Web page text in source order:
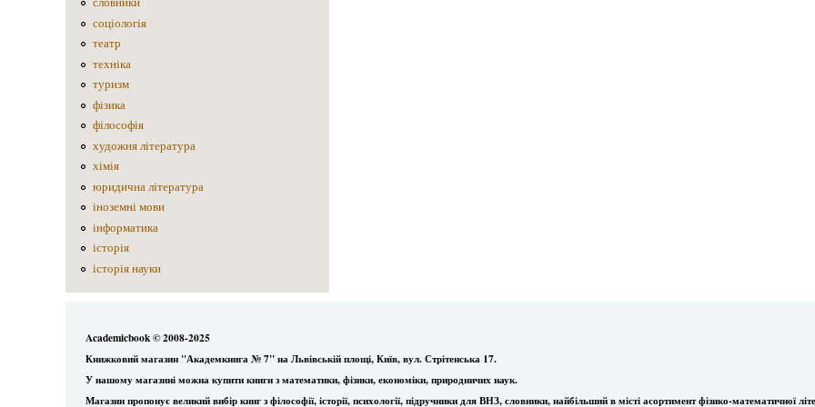
соціологія
театр
техніка
туризм
фізика
філософія
художня література
хімія
юридична література
іноземні мови
інформатика
історія
історія науки
Academicbook © 2008-2025
Книжковий магазин "Академкнига № 7" на Львівській площі, Київ, вул. Стрітенська 17.
У нашому магазині можна купити книги з математики, фізики, економіки, природничих наук.
Магазин пропонує великий вибір книг з філософії, історії, психології, підручники для ВНЗ, словники, найбільший в місті асортимент фізико-математичної